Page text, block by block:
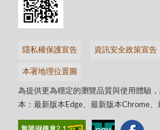
隱私權保護宣告 資訊安全政策宣告
本署地理位置圖
為提供更為穩定的瀏覽品質與使用體驗
本：最新版本Edge、最新版本Chrome